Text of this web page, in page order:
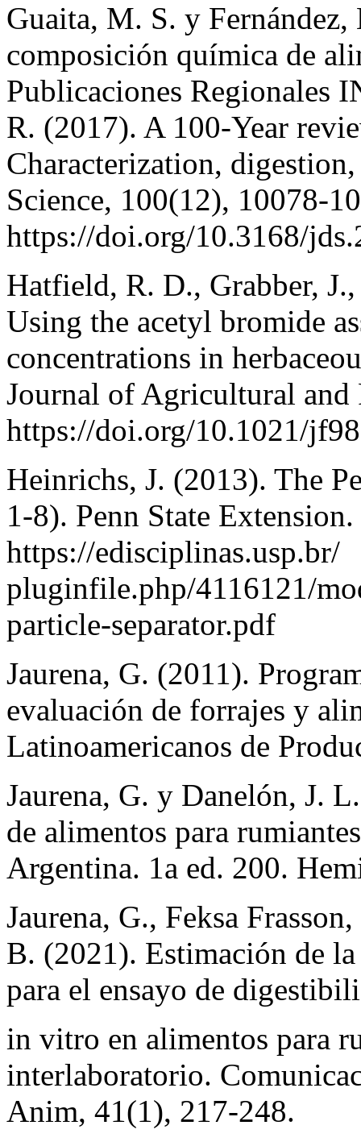
Guaita, M. S. y
composición química de
Publicaciones Regionales
R. (2017). A 100-Year
Characterization,
Science, 100(12), 10078-
https://doi.org/10.3168/
Hatfield, R. D., Grabber,
Using the acetyl bromide
concentrations in
Journal of Agricultural
https://doi.org/10.1021/
Heinrichs, J. (2013). The
1-8). Penn State
https://edisciplinas.usp.br/
pluginfile.php/4116121/
particle-separator.pdf
Jaurena, G. (2011).
evaluación de forrajes y
Latinoamericanos de
Jaurena, G. y Danelón, J.
de alimentos para
Argentina. 1a ed. 200.
Jaurena, G., Feksa
B. (2021). Estimación de
para el ensayo de
in vitro en alimentos para
interlaboratorio.
Anim, 41(1), 217-248.